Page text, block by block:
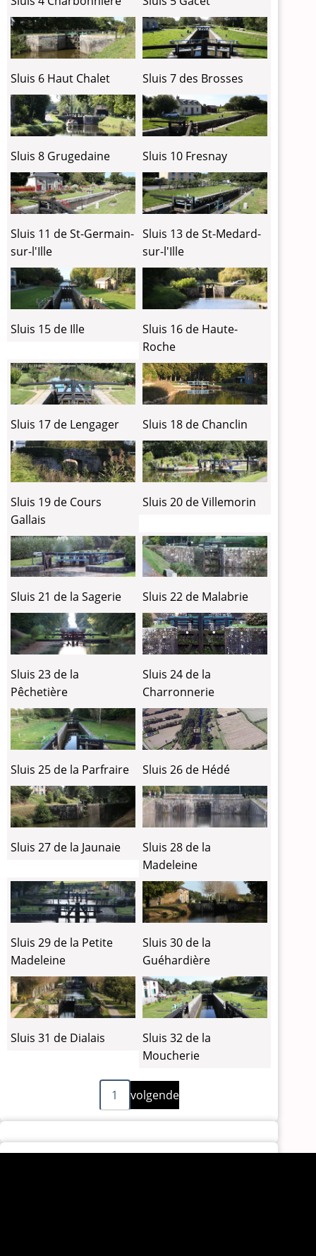
Sluis 6 Haut Chalet Sluis 7 des Brosses
Sluis 8 Grugedaine Sluis 10 Fresnay
Sluis 11 de St-Germain-
sur-l'Ille
Sluis 13 de St-Medard-
sur-l'Ille
Sluis 15 de Ille
Sluis 16 de Haute-
Roche
Sluis 17 de Lengager Sluis 18 de Chanclin
Sluis 19 de Cours
Gallais
Sluis 20 de Villemorin
Sluis 21 de la Sagerie Sluis 22 de Malabrie
Sluis 23 de la
Pêchetière
Sluis 24 de la
Charronnerie
Sluis 25 de la Parfraire Sluis 26 de Hédé
Sluis 27 de la Jaunaie
Sluis 28 de la
Madeleine
Sluis 29 de la Petite
Madeleine
Sluis 30 de la
Guéhardière
Sluis 31 de Dialais
Sluis 32 de la
Moucherie
1
Volgende
pagina
volgende